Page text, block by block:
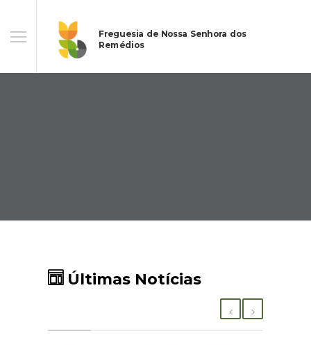
Freguesia de Nossa Senhora dos
Remédios
Últimas Notícias